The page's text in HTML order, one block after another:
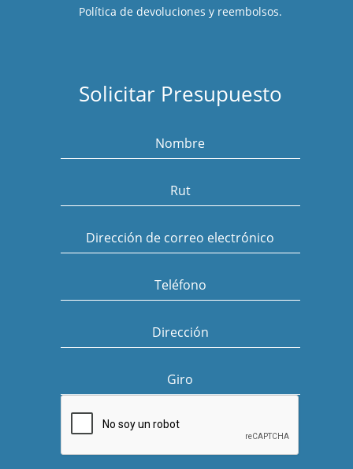
Política de devoluciones y reembolsos.
Solicitar Presupuesto
Nombre
Rut
Dirección de correo electrónico
Teléfono
Dirección
Giro